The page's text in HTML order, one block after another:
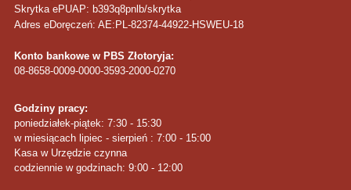
Skrytka ePUAP: b393q8pnlb/skrytka
Adres eDoręczeń: AE:PL-82374-44922-HSWEU-18
Konto bankowe w PBS Złotoryja:
08-8658-0009-0000-3593-2000-0270
Godziny pracy:
poniedziałek-piątek: 7:30 - 15:30
w miesiącach lipiec - sierpień : 7:00 - 15:00
Kasa w Urzędzie czynna
codziennie w godzinach: 9:00 - 12:00